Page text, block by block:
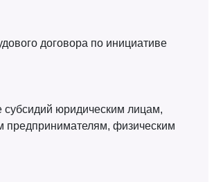
договора по инициативе
субсидий юридическим лицам,
предпринимателям, физическим